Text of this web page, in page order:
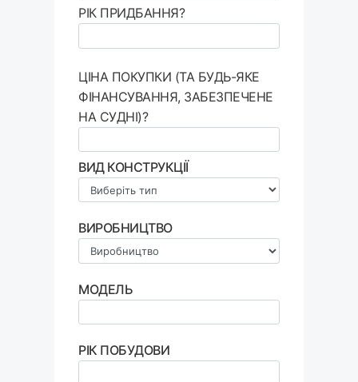
РІК ПРИДБАННЯ?
ЦІНА ПОКУПКИ (ТА БУДЬ-ЯКЕ
ФІНАНСУВАННЯ, ЗАБЕЗПЕЧЕНЕ
НА СУДНІ)?
ВИД КОНСТРУКЦІЇ
ВИРОБНИЦТВО
МОДЕЛЬ
РІК ПОБУДОВИ